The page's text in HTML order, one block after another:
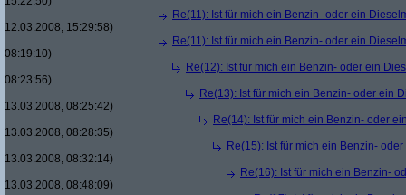
Re(11): Ist für mich ein Benzin- oder ein
12.03.2008, 15:29:58)
Re(11): Ist für mich ein Benzin- oder ein
08:19:10)
Re(12): Ist für mich ein Benzin- oder ein
08:23:56)
Re(13): Ist für mich ein Benzin- oder ein
13.03.2008, 08:25:42)
Re(14): Ist für mich ein Benzin- oder
13.03.2008, 08:28:35)
Re(15): Ist für mich ein Benzin-
13.03.2008, 08:32:14)
Re(16): Ist für mich ein Benzin-
13.03.2008, 08:48:09)